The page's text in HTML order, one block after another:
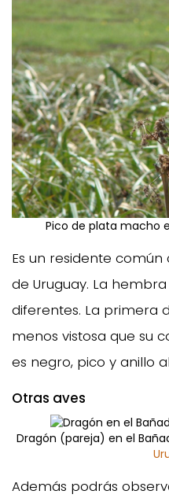
Pico de plata macho
Es un residente común
de Uruguay. La
diferentes. La primera
menos vistosa que su
es negro, pico y anillo
Otras aves
Dragón (pareja) en el
Además podrás